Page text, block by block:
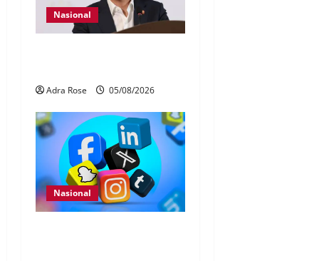
Nasional
Adra Rose 05/08/2026
Nasional